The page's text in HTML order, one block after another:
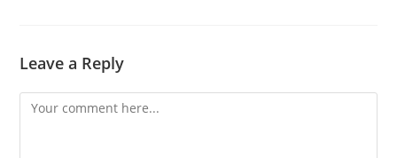
Leave a Reply
Comment